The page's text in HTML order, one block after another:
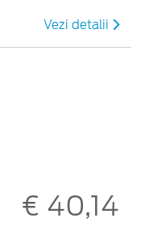
Vezi detalii
€ 40,14